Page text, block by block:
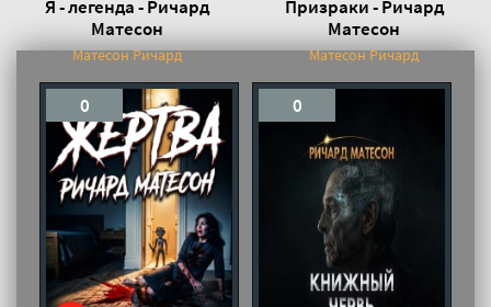
Я - легенда - Ричард
Матесон
Матесон Ричард
Призраки - Ричард
Матесон
Матесон Ричард
0 0